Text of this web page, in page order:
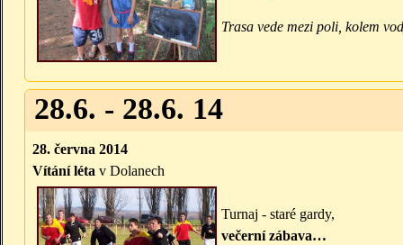
Trasa vede mezi poli, kolem
28.6. - 28.6. 14
28. června 2014
Vítání léta v Dolanech
Turnaj - staré gardy,
večerní zábava…